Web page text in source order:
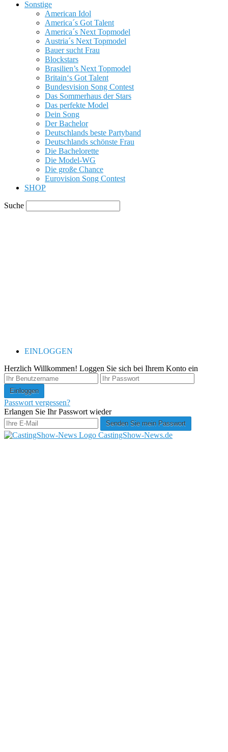
Sonstige
American Idol
America´s Got Talent
America´s Next Topmodel
Austria´s Next Topmodel
Bauer sucht Frau
Blockstars
Brasilien’s Next Topmodel
Britain‘s Got Talent
Bundesvision Song Contest
Das Sommerhaus der Stars
Das perfekte Model
Dein Song
Der Bachelor
Deutschlands beste Partyband
Deutschlands schönste Frau
Die Bachelorette
Die Model-WG
Die große Chance
Eurovision Song Contest
SHOP
Suche
EINLOGGEN
Herzlich Willkommen! Loggen Sie sich bei Ihrem Konto ein
Passwort vergessen?
Erlangen Sie Ihr Passwort wieder
CastingShow-News.de